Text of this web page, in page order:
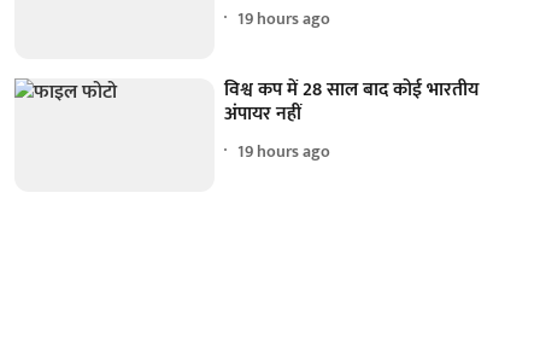
19 hours ago
विश्व कप में 28 साल बाद कोई भारतीय
अंपायर नहीं
19 hours ago